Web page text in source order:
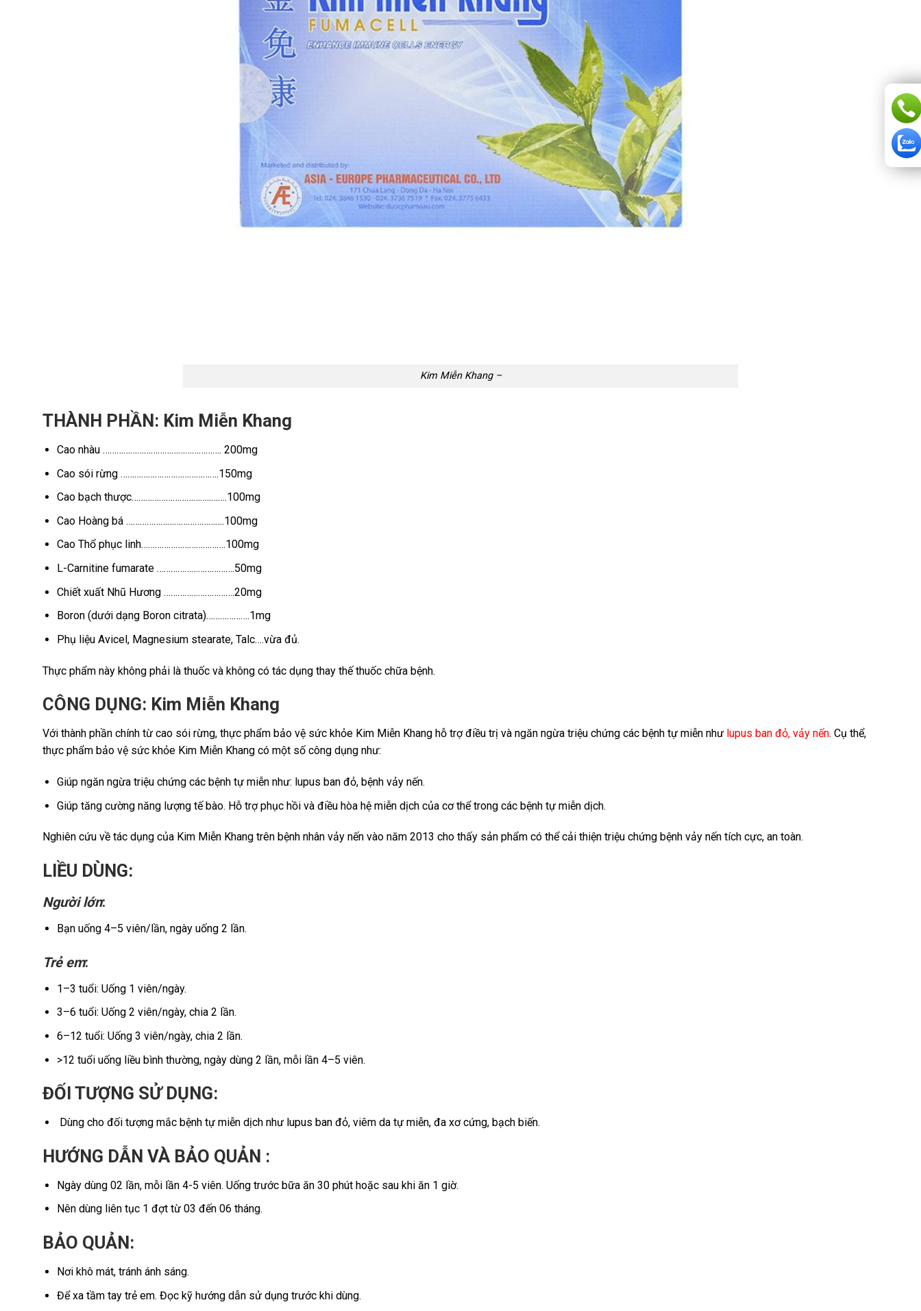
Kim Miễn Khang –
THÀNH PHẦN: Kim Miễn Khang
Cao nhàu ……………………………………………. 200mg
Cao sói rừng …………………………………….150mg
Cao bạch thược……………………………..…….100mg
Cao Hoàng bá …………………………………….100mg
Cao Thổ phục linh……………………………….100mg
L-Carnitine fumarate …………………………….50mg
Chiết xuất Nhũ Hương ………………………….20mg
Boron (dưới dạng Boron citrata)……………….1mg
Phụ liệu Avicel, Magnesium stearate, Talc….vừa đủ.
Thực phẩm này không phải là thuốc và không có tác dụng thay thế thuốc chữa bệnh.
CÔNG DỤNG: Kim Miễn Khang
Với thành phần chính từ cao sói rừng, thực phẩm bảo vệ sức khỏe Kim Miễn Khang hỗ trợ điều trị và ngăn ngừa triệu chứng các bệnh tự miễn như lupus ban đỏ, vảy nến. Cụ thể,
thực phẩm bảo vệ sức khỏe Kim Miễn Khang có một số công dụng như:
Giúp ngăn ngừa triệu chứng các bệnh tự miễn như: lupus ban đỏ, bệnh vảy nến.
Giúp tăng cường năng lượng tế bào. Hỗ trợ phục hồi và điều hòa hệ miễn dịch của cơ thể trong các bệnh tự miễn dịch.
Nghiên cứu về tác dụng của Kim Miễn Khang trên bệnh nhân vảy nến vào năm 2013 cho thấy sản phẩm có thể cải thiện triệu chứng bệnh vảy nến tích cực, an toàn.
LIỀU DÙNG:
Người lớn:
Bạn uống 4–5 viên/lần, ngày uống 2 lần.
Trẻ em:
1–3 tuổi: Uống 1 viên/ngày.
3–6 tuổi: Uống 2 viên/ngày, chia 2 lần.
6–12 tuổi: Uống 3 viên/ngày, chia 2 lần.
>12 tuổi uống liều bình thường, ngày dùng 2 lần, mỗi lần 4–5 viên.
ĐỐI TƯỢNG SỬ DỤNG:
Dùng cho đối tượng mắc bệnh tự miễn dịch như lupus ban đỏ, viêm da tự miễn, đa xơ cứng, bạch biến.
HƯỚNG DẪN VÀ BẢO QUẢN :
Ngày dùng 02 lần, mỗi lần 4-5 viên. Uống trước bữa ăn 30 phút hoặc sau khi ăn 1 giờ.
Nên dùng liên tục 1 đợt từ 03 đến 06 tháng.
BẢO QUẢN:
Nơi khô mát, tránh ánh sáng.
Để xa tầm tay trẻ em. Đọc kỹ hướng dẫn sử dụng trước khi dùng.